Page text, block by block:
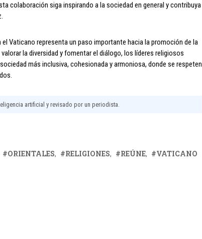
colaboración siga inspirando a la sociedad en general y contribuya
Vaticano representa un paso importante hacia la promoción de la
la diversidad y fomentar el diálogo, los líderes religiosos
más inclusiva, cohesionada y armoniosa, donde se respeten
artificial y revisado por un periodista.
ORIENTALES RELIGIONES REÚNE VATICANO